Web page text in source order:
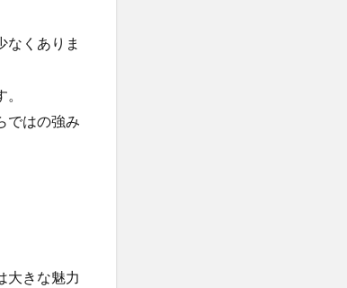
なくありま
ではの強み
大きな魅力